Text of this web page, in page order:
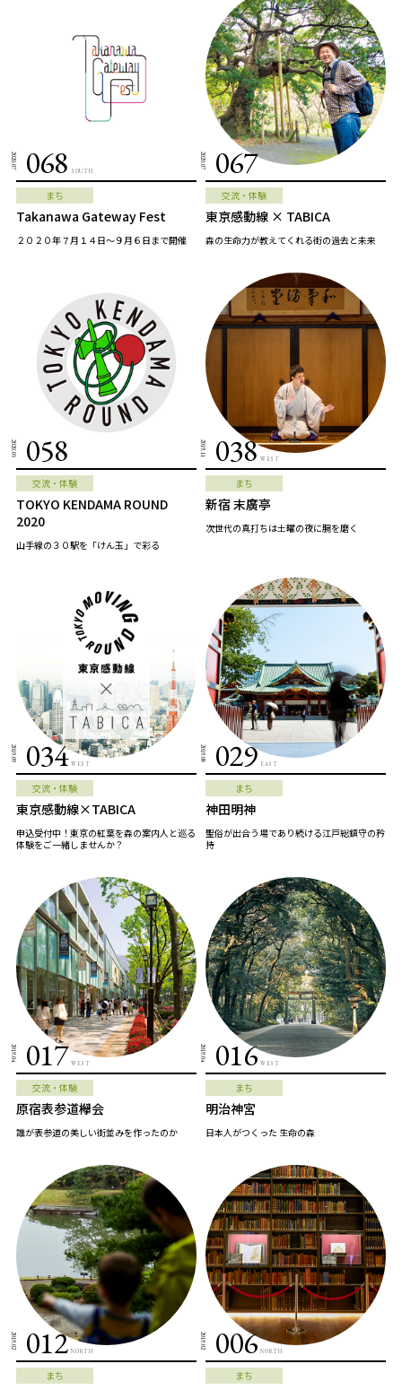
2020.07 068 SOUTH
まち
Takanawa Gateway Fest
２０２０年７月１４日～９月６日まで開催
2020.07 067
交流・体験
東京感動線 × TABICA
森の生命力が教えてくれる街の過去と未来
2020.05 058
交流・体験
TOKYO KENDAMA ROUND
2020
山手線の３０駅を「けん玉」で彩る
2019.11 038 WEST
まち
新宿 末廣亭
次世代の真打ちは土曜の夜に腕を磨く
2019.09 034 WEST
交流・体験
東京感動線×TABICA
申込受付中！東京の紅葉を森の案内人と巡る
体験をご一緒しませんか？
2019.08 029 EAST
まち
神田明神
聖俗が出合う場であり続ける江戸総鎮守の矜
持
2019.04 017 WEST
交流・体験
原宿表参道欅会
誰が表参道の美しい街並みを作ったのか
2019.04 016 WEST
まち
明治神宮
日本人がつくった 生命の森
2019.02 012 NORTH
まち
2019.02 006 NORTH
まち